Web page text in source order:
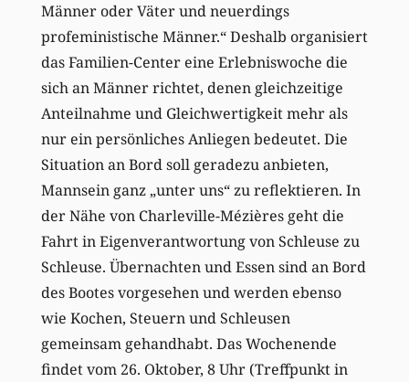
Männer oder Väter und neuerdings
profeministische Männer.“ Deshalb organisiert
das Familien-Center eine Erlebniswoche die
sich an Männer richtet, denen gleichzeitige
Anteilnahme und Gleichwertigkeit mehr als
nur ein persönliches Anliegen bedeutet. Die
Situation an Bord soll geradezu anbieten,
Mannsein ganz „unter uns“ zu reflektieren. In
der Nähe von Charleville-Mézières geht die
Fahrt in Eigenverantwortung von Schleuse zu
Schleuse. Übernachten und Essen sind an Bord
des Bootes vorgesehen und werden ebenso
wie Kochen, Steuern und Schleusen
gemeinsam gehandhabt. Das Wochenende
findet vom 26. Oktober, 8 Uhr (Treffpunkt in